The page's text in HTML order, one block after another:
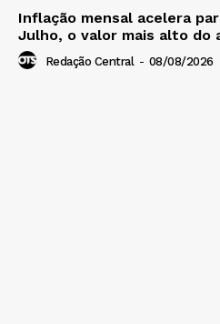
Inflação mensal acelera
Julho, o valor mais alto do
Redação Central - 08/08/2026